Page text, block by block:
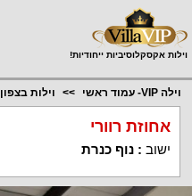
וילות אקסקלוסיביות ייחודיות!
וילה VIP- עמוד ראשי וילות בצפון
אחוזת רוורי
ישוב :נוף כנרת